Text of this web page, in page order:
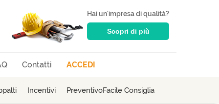
Hai un'impresa di qualità?
Scopri di più
Contatti ACCEDI
Incentivi PreventivoFacile Consiglia